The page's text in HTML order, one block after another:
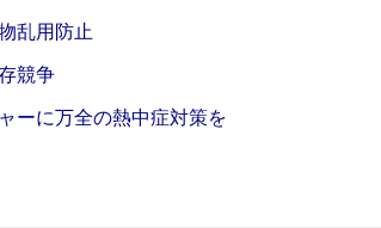
乱用防止
競争
ーに万全の熱中症対策を